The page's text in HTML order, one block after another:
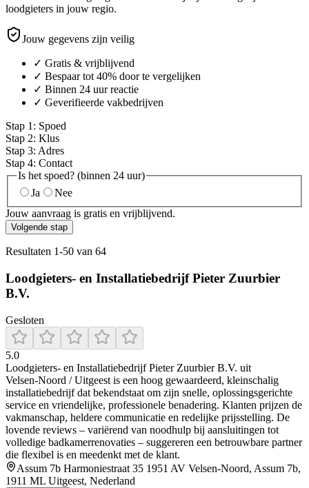
loodgieters in jouw regio.
Jouw gegevens zijn veilig
✓ Gratis & vrijblijvend
✓ Bespaar tot 40% door te vergelijken
✓ Binnen 24 uur reactie
✓ Geverifieerde vakbedrijven
Stap 1 : Spoed
Stap 2: Klus
Stap 3: Adres
Stap 4: Contact
Is het spoed? (binnen 24 uur)
Ja
Nee
Jouw aanvraag is gratis en vrijblijvend.
Volgende stap
Resultaten 1-50 van 64
Loodgieters- en Installatiebedrijf Pieter Zuurbier
B.V.
Gesloten
5.0
Loodgieters‑ en Installatiebedrijf Pieter Zuurbier B.V. uit
Velsen‑Noord / Uitgeest is een hoog gewaardeerd, kleinschalig
installatiebedrijf dat bekendstaat om zijn snelle, oplossingsgerichte
service en vriendelijke, professionele benadering. Klanten prijzen de
vakmanschap, heldere communicatie en redelijke prijsstelling. De
lovende reviews – variërend van noodhulp bij aansluitingen tot
volledige badkamerrenovaties – suggereren een betrouwbare partner
die flexibel is en meedenkt met de klant.
Assum 7b Harmoniestraat 35 1951 AV Velsen-Noord, Assum 7b,
1911 ML Uitgeest, Nederland